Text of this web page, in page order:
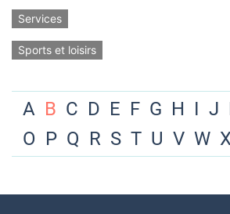
Services
Sports et loisirs
A B C D E F G H I J
O P Q R S T U V W